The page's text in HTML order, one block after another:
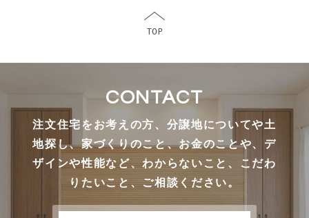
CONTACT
注文住宅をお考えの方、分譲地についてや土
地探し、家づくりのこと、お金のことや、デ
ザインや性能など、わからないこと、こだわ
りたいこと、ご相談ください。